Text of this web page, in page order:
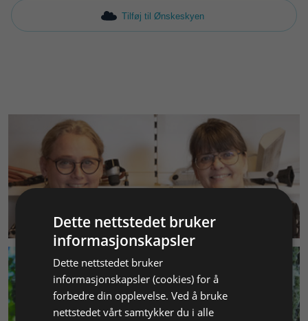
Tilføj til Ønskeskyen
KUNDESERVICE
Dette nettstedet bruker
informasjonskapsler
Dette nettstedet bruker
informasjonskapsler (cookies) for å
forbedre din opplevelse. Ved å bruke
nettstedet vårt samtykker du i alle